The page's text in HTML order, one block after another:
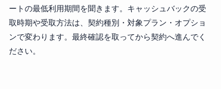
ートの最低利用期間を聞きます。キャッシュバックの受
取時期や受取方法は、契約種別・対象プラン・オプショ
ンで変わります。最終確認を取ってから契約へ進んでく
ださい。